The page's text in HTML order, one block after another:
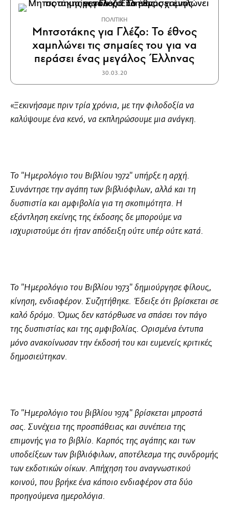
ΠΟΛΙΤΙΚΗ
Μητσοτάκης για Γλέζο: Το έθνος
χαμηλώνει τις σημαίες του για να
περάσει ένας μεγάλος Έλληνας
30.03.20
«Ξεκινήσαμε πριν τρία χρόνια, με την φιλοδοξία να
καλύψουμε ένα κενό, να εκπληρώσουμε μια ανάγκη.
Το "Ημερολόγιο του Βιβλίου 1972" υπήρξε η αρχή.
Συνάντησε την αγάπη των βιβλιόφιλων, αλλά και τη
δυσπιστία και αμφιβολία για τη σκοπιμότητα. Η
εξάντληση εκείνης της έκδοσης δε μπορούμε να
ισχυριστούμε ότι ήταν απόδειξη ούτε υπέρ ούτε κατά.
Το "Ημερολόγιο του Βιβλίου 1973" δημιούργησε φίλους,
κίνηση, ενδιαφέρον. Συζητήθηκε. Έδειξε ότι βρίσκεται σε
καλό δρόμο. Όμως δεν κατόρθωσε να σπάσει τον πάγο
της δυσπιστίας και της αμφιβολίας. Ορισμένα έντυπα
μόνο ανακοίνωσαν την έκδοσή του και ευμενείς κριτικές
δημοσιεύτηκαν.
Το "Ημερολόγιο του βιβλίου 1974" βρίσκεται μπροστά
σας. Συνέχεια της προσπάθειας και συνέπεια της
επιμονής για το βιβλίο. Καρπός της αγάπης και των
υποδείξεων των βιβλιόφιλων, αποτέλεσμα της συνδρομής
των εκδοτικών οίκων. Απήχηση του αναγνωστικού
κοινού, που βρήκε ένα κάποιο ενδιαφέρον στα δύο
προηγούμενα ημερολόγια.